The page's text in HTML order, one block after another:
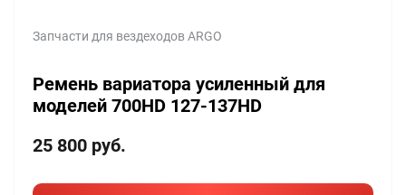
Запчасти для вездеходов ARGO
Ремень вариатора усиленный для
моделей 700HD 127-137HD
25 800 руб.